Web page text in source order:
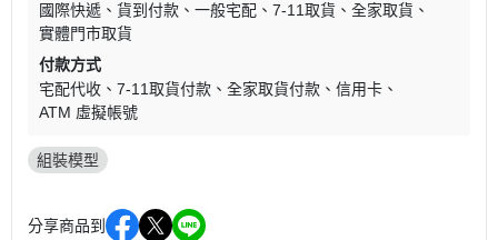
國際快遞
貨到付款 一般宅配 7-11取貨
全家取貨
實體門市取貨
付款方式
宅配代收
7-11取貨付款 全家取貨付款
信用卡
ATM 虛擬帳號
組裝模型
分享商品到